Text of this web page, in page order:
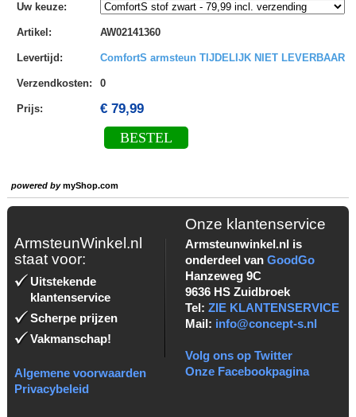
Uw keuze:
Artikel : AW02141360
Levertijd : ComfortS armsteun TIJDELIJK NIET LEVERBAAR
Verzendkosten: 0
Prijs: € 79,99
BESTEL
powered bymyShop.com
ArmsteunWinkel.nl
staat voor:
Uitstekende
klantenservice
Scherpe prijzen
Vakmanschap!
Algemene voorwaarden
Privacybeleid
Onze klantenservice
Armsteunwinkel.nl is
onderdeel van GoodGo
Hanzeweg 9C
9636 HS Zuidbroek
Tel: ZIE KLANTENSERVICE
Mail: info@concept-s.nl
Volg ons op Twitter
Onze Facebookpagina